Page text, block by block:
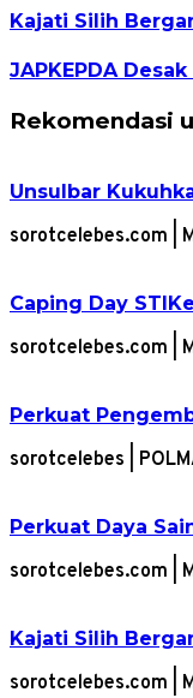
Kajati Silih
JAPKEPDA
Rekomendasi
Unsulbar
sorotcelebes.com |
Caping Day
sorotcelebes.com |
Perkuat
sorotcelebes |
Perkuat Daya
sorotcelebes.com |
Kajati Silih
sorotcelebes.com |